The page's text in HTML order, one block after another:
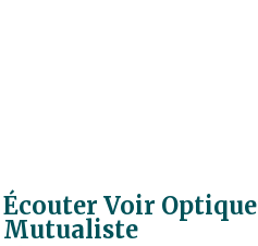
Écouter Voir Optique
Mutualiste